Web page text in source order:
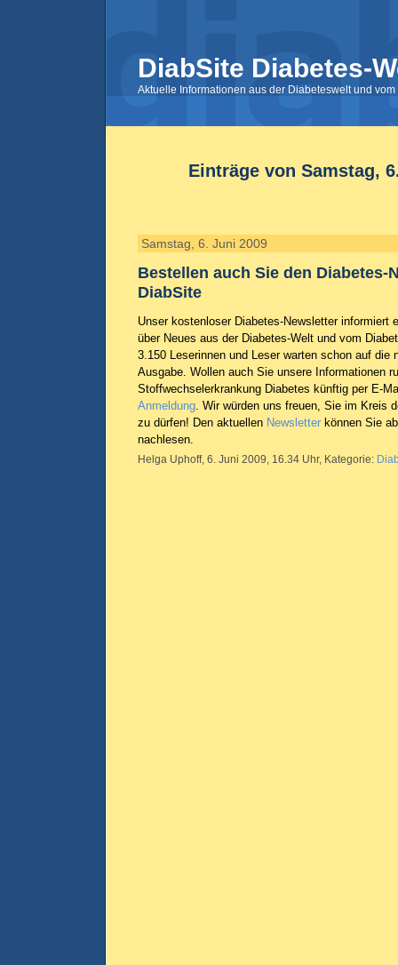
DiabSite Diabetes-
Aktuelle Informationen aus der Diabeteswelt und
Einträge von Samstag,
Samstag, 6. Juni 2009
Bestellen auch Sie den Diabetes-
DiabSite
Unser kostenloser Diabetes-Newsletter informiert
über Neues aus der Diabetes-Welt und vom
3.150 Leserinnen und Leser warten schon auf die
Ausgabe. Wollen auch Sie unsere Informationen
Stoffwechselerkrankung Diabetes künftig per E-
Anmeldung. Wir würden uns freuen, Sie im Kreis
zu dürfen! Den aktuellen Newsletter können Sie
nachlesen.
Helga Uphoff, 6. Juni 2009, 16.34 Uhr, Kategorie: